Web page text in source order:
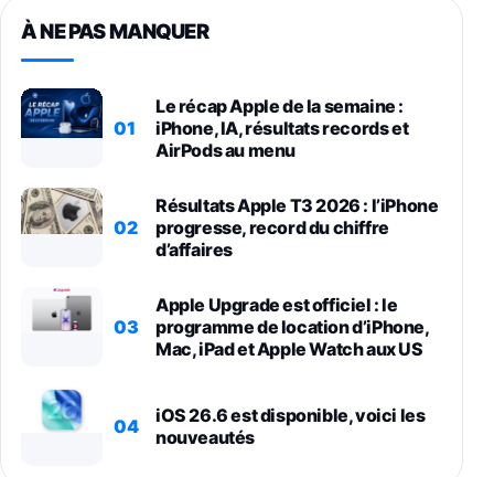
À NE PAS MANQUER
01
Le récap Apple de la semaine :
iPhone, IA, résultats records et
AirPods au menu
02
Résultats Apple T3 2026 : l’iPhone
progresse, record du chiffre
d’affaires
03
Apple Upgrade est officiel : le
programme de location d’iPhone,
Mac, iPad et Apple Watch aux US
04
iOS 26.6 est disponible, voici les
nouveautés